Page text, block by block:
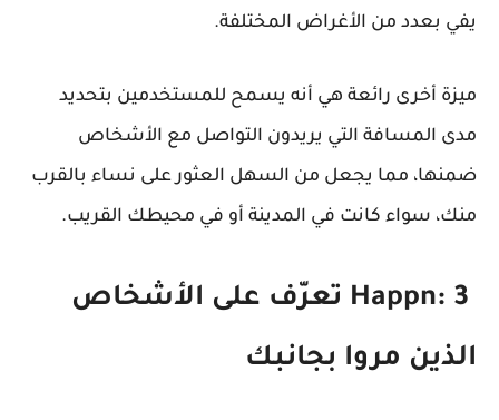
يفي بعدد من الأغراض المختلفة.
ميزة أخرى رائعة هي أنه يسمح للمستخدمين بتحديد
مدى المسافة التي يريدون التواصل مع الأشخاص
ضمنها، مما يجعل من السهل العثور على نساء بالقرب
منك، سواء كانت في المدينة أو في محيطك القريب.
Happn: 3 تعرّف على الأشخاص
الذين مروا بجانبك